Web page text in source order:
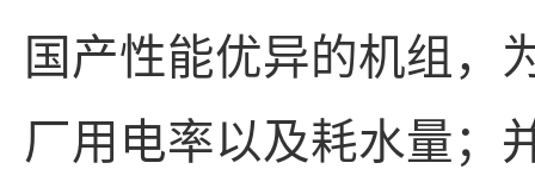
国产性能优异的机组，
厂用电率以及耗水量；